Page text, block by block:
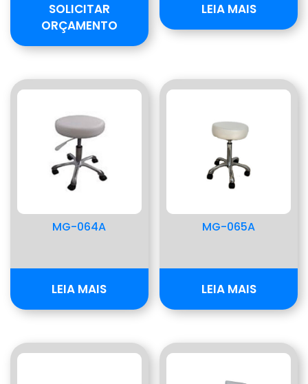
SOLICITAR
ORÇAMENTO
LEIA MAIS
MG-064A
LEIA MAIS
MG-065A
LEIA MAIS